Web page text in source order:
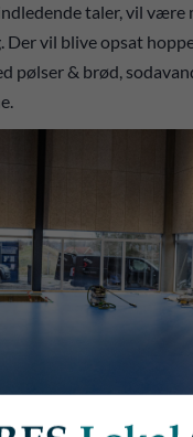
taler, vil være
vil blive opsat
pølser & brød,